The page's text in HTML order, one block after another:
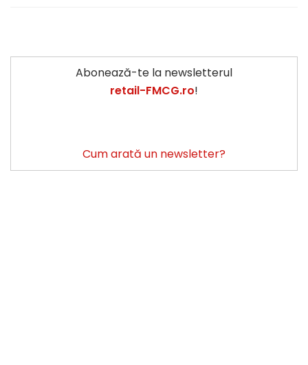
Abonează-te la newsletterul
retail-FMCG.ro!
Cum arată un newsletter?